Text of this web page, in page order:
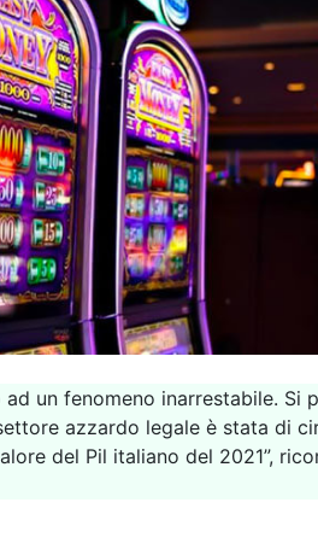
un fenomeno inarrestabile. Si
azzardo legale è stata di
del Pil italiano del 2021”,